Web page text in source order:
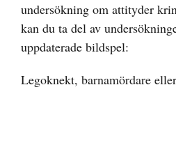
undersökning om attityder
kan du ta del av
uppdaterade bildspel:
Legoknekt, barnamördare